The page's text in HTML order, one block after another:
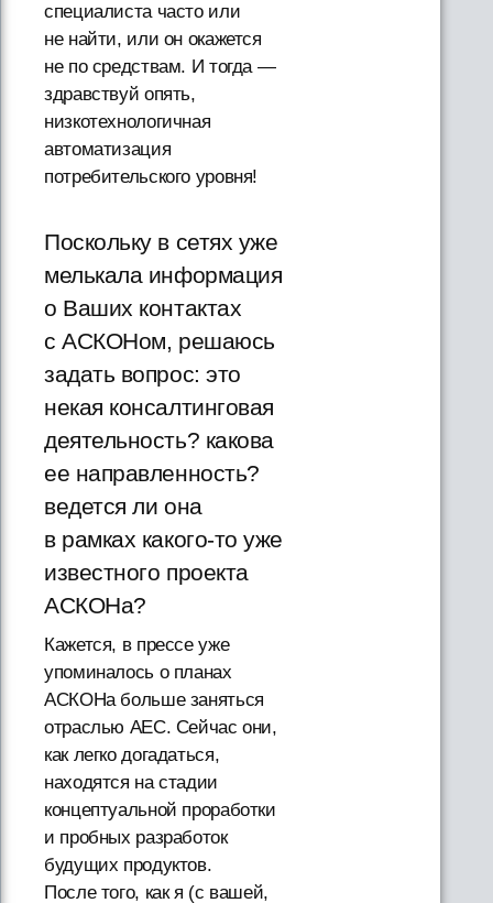
специалиста часто или
не найти, или он окажется
не по средствам. И тогда —
здравствуй опять,
низкотехнологичная
автоматизация
потребительского уровня!
Поскольку в сетях уже
мелькала информация
о Ваших контактах
с АСКОНом, решаюсь
задать вопрос: это
некая консалтинговая
деятельность? какова
ее направленность?
ведется ли она
в рамках какого-то уже
известного проекта
АСКОНа?
Кажется, в прессе уже
упоминалось о планах
АСКОНа больше заняться
отраслью AEC. Сейчас они,
как легко догадаться,
находятся на стадии
концептуальной проработки
и пробных разработок
будущих продуктов.
После того, как я (с вашей,